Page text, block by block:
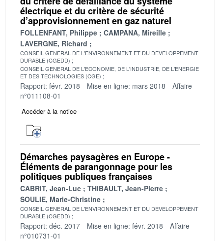
électrique et du critère de sécurité
d’approvisionnement en gaz naturel
FOLLENFANT, Philippe
CAMPANA, Mireille
LAVERGNE, Richard
CONSEIL GENERAL DE L'ENVIRONNEMENT ET DU DEVELOPPEMENT
DURABLE (CGEDD)
CONSEIL GENERAL DE L'ECONOMIE, DE L'INDUSTRIE, DE L'ENERGIE
ET DES TECHNOLOGIES (CGE)
Rapport: févr. 2018 Mise en ligne: mars 2018
Affaire
n°011108-01
Accéder à la notice
Démarches paysagères en Europe -
Éléments de parangonnage pour les
politiques publiques françaises
CABRIT, Jean-Luc
THIBAULT, Jean-Pierre
SOULIE, Marie-Christine
CONSEIL GENERAL DE L'ENVIRONNEMENT ET DU DEVELOPPEMENT
DURABLE (CGEDD)
Rapport: déc. 2017 Mise en ligne: févr. 2018
Affaire
n°010731-01